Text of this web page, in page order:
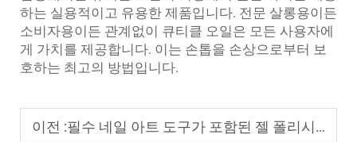
하는 실용적이고 유용한 제품입니다. 전문 살롱용이든
소비자용이든 관계없이 큐티클 오일은 모든 사용자에
게 가치를 제공합니다. 이는 손톱을 손상으로부터 보
호하는 최고의 방법입니다.
이전 :필수 네일 아트 도구가 포함된 젤 폴리시 키트